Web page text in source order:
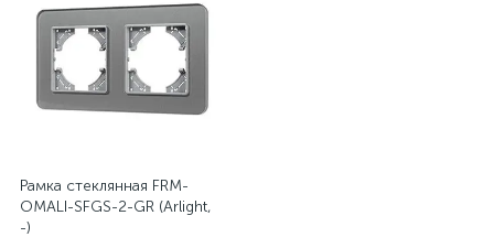
Рамка стеклянная FRM-
OMALI-SFGS-2-GR (Arlight,
-)